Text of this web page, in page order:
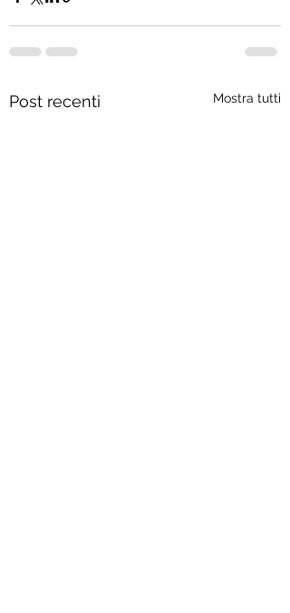
Post recenti Mostra tutti